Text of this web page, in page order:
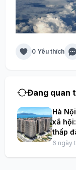
0 Yêu thích
Đang quan
Hà
xã
thấp
6 ngày